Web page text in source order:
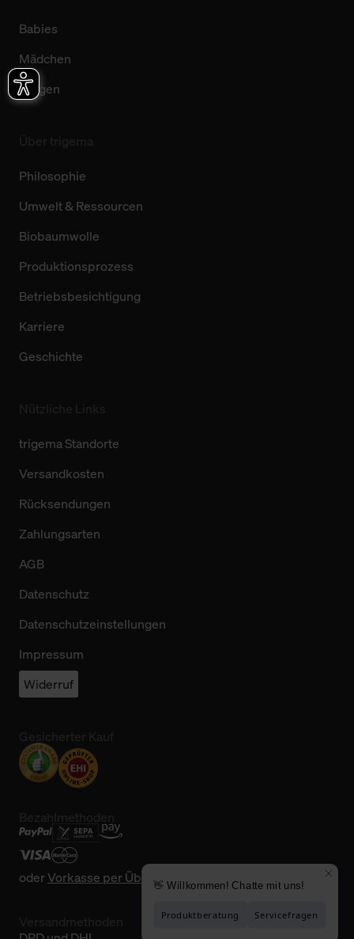
Babies
Mädchen
Jungen
Philosophie
Umwelt & Ressourcen
Biobaumwolle
Produktionsprozess
Betriebsbesichtigung
Karriere
Geschichte
trigema Standorte
Versandkosten
Rücksendungen
Zahlungsarten
AGB
Datenschutz
Datenschutzeinstellungen
Impressum
Widerruf
oderVorkasse per Überweisung